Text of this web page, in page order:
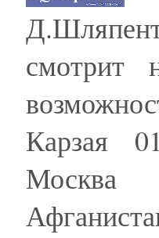
смотрит
Карзая
Москва